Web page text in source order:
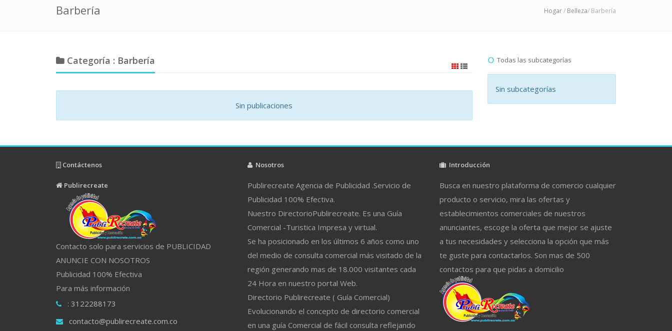
Barbería Hogar/ Belleza/ Barbería
Categoría : Barbería
Sin publicaciones
Todas las subcategorías
Sin subcategorías
Contáctenos
Publirecreate
Contacto solo para servicios de PUBLICIDAD
ANUNCIE CON NOSOTROS
Publicidad 100% Efectiva
Para más información
: 3122288173
contacto@publirecreate.com.co
Nosotros
Publirecreate Agencia de Publicidad .Servicio de
Publicidad 100% Efectiva.
Nuestro DirectorioPublirecreate. Es una Guía
Comercial -Turistica Impresa y virtual.
Se ha posicionado en los últimos 6 años como uno
del medio de consulta comercial más visitado de la
región generando mas de 18.000 visitantes cada
24 Hora en nuestro portal Web.
Directorio Publirecreate ( Guía Comercial)
Evolucionando el concepto de directorio comercial
en una guía Comercial de fácil consulta reflejando
Introducción
Busca en nuestro plataforma de comercio cualquier
producto o servicio, mira las ofertas y
establecimientos comerciales de nuestros
anunciantes, escoge la oferta que mejor se ajuste
a tus necesidades y selecciona la opción que más
te guste para contactarlos. Son mas de 500
contactos para que pidas a domicilio